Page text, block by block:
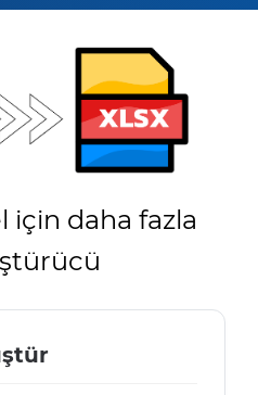
için daha fazla